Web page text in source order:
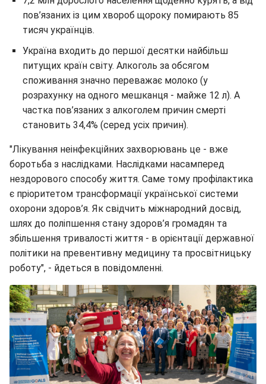
пов’язаних із цим хвороб щороку помирають 85
тисяч українців.
Україна входить до першої десятки найбільш
питущих країн світу. Алкоголь за обсягом
споживання значно переважає молоко (у
розрахунку на одного мешканця - майже 12 л). А
частка пов’язаних з алкоголем причин смерті
становить 34,4% (серед усіх причин).
"Лікування неінфекційних захворювань це - вже
боротьба з наслідками. Наслідками насамперед
нездорового способу життя. Саме тому профілактика
є пріоритетом трансформації української системи
охорони здоров’я. Як свідчить міжнародний досвід,
шлях до поліпшення стану здоров’я громадян та
збільшення тривалості життя - в орієнтації державної
політики на превентивну медицину та просвітницьку
роботу", - йдеться в повідомленні.